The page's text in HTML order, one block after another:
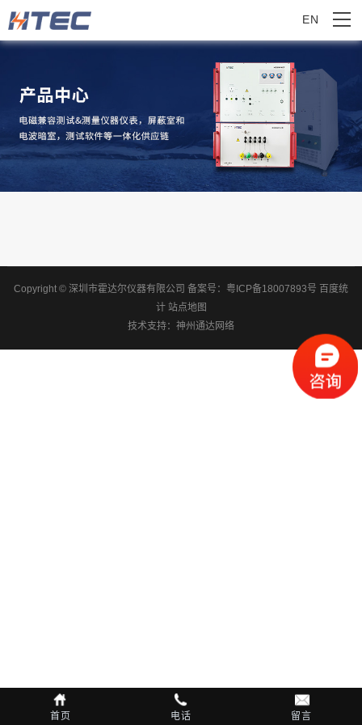
EN
Copyright © 深圳市霍达尔仪器有限公司 备案号： 粤ICP备18007893号 百度统
计 站点地图
技术支持： 神州通达网络
首页 电话 留言